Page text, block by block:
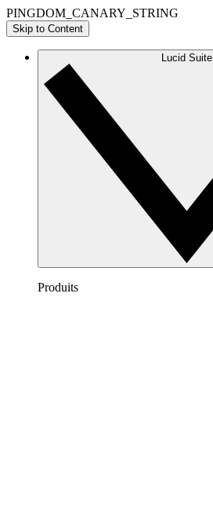
PINGDOM_CANARY_STRING
Skip to Content
Lucid Suite
Produits